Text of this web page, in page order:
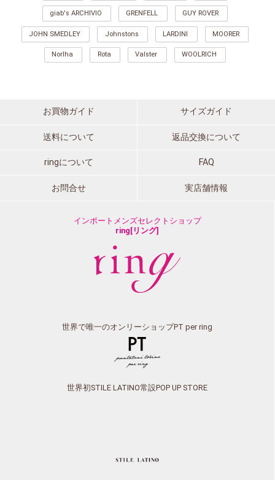
giab's ARCHIVIO GRENFELL GUY ROVER
JOHN SMEDLEY Johnstons LARDINI MOORER
Norlha Rota Valster WOOLRICH
お買物ガイド サイズガイド
送料について 返品交換について
ringについて FAQ
お問合せ 実店舗情報
インポートメンズセレクトショップ
ring[リング]
世界で唯一のオンリーショップPT per ring
世界初STILE LATINO常設POP UP STORE